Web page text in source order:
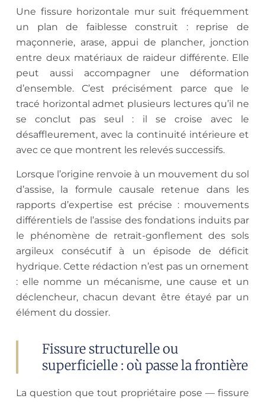
Une fissure horizontale mur suit fréquemment
un plan de faiblesse construit : reprise de
maçonnerie, arase, appui de plancher, jonction
entre deux matériaux de raideur différente. Elle
peut aussi accompagner une déformation
d’ensemble. C’est précisément parce que le
tracé horizontal admet plusieurs lectures qu’il ne
se conclut pas seul : il se croise avec le
désaffleurement, avec la continuité intérieure et
avec ce que montrent les relevés successifs.
Lorsque l’origine renvoie à un mouvement du sol
d’assise, la formule causale retenue dans les
rapports d’expertise est précise : mouvements
différentiels de l’assise des fondations induits par
le phénomène de retrait-gonflement des sols
argileux consécutif à un épisode de déficit
hydrique. Cette rédaction n’est pas un ornement
: elle nomme un mécanisme, une cause et un
déclencheur, chacun devant être étayé par un
élément du dossier.
Fissure structurelle ou
superficielle : où passe la frontière
La question que tout propriétaire pose — fissure